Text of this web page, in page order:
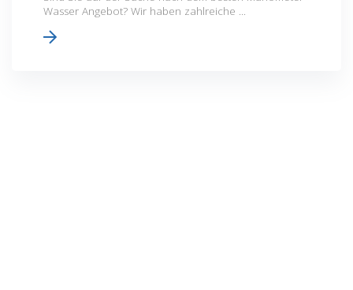
Wasser Angebot? Wir haben zahlreiche ...